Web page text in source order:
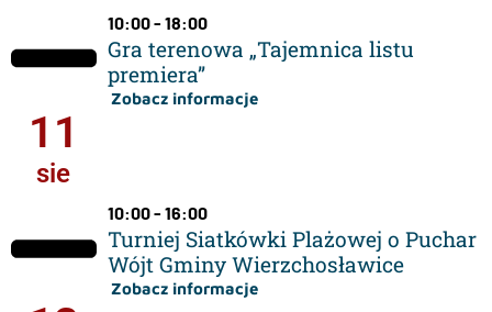
11
sie
10:00 - 18:00
Gra terenowa „Tajemnica listu
premiera”
Zobacz informacje
10:00 - 16:00
Turniej Siatkówki Plażowej o Puchar
Wójt Gminy Wierzchosławice
Zobacz informacje